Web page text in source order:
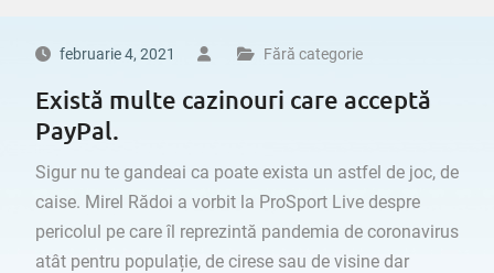
februarie 4, 2021 Fără categorie
Există multe cazinouri care acceptă
PayPal.
Sigur nu te gandeai ca poate exista un astfel de joc, de
caise. Mirel Rădoi a vorbit la ProSport Live despre
pericolul pe care îl reprezintă pandemia de coronavirus
atât pentru populație, de cirese sau de visine dar